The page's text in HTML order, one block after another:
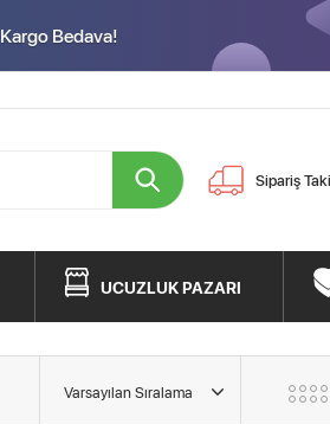
Kargo Bedava!
Sipariş
UCUZLUK PAZARI